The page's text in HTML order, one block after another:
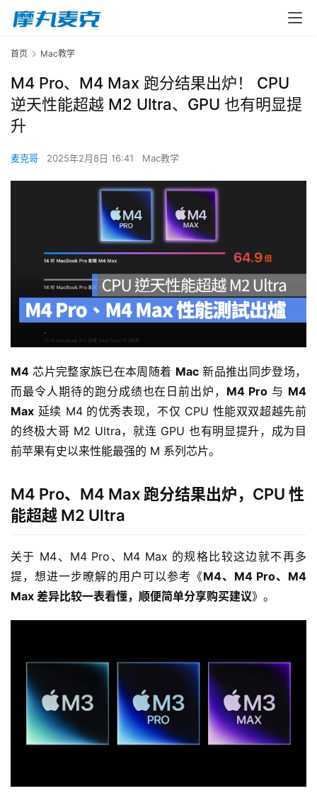
首页 Mac教学
M4 Pro、M4 Max 跑分结果出炉！ CPU
逆天性能超越 M2 Ultra、GPU 也有明显提
升
麦克哥 2025年2月8日 16:41 Mac教学
M4 芯片完整家族已在本周随着 Mac 新品推出同步登场，
而最令人期待的跑分成绩也在日前出炉， M4 Pro 与 M4
Max 延续 M4 的优秀表现，不仅 CPU 性能双双超越先前
的终极大哥 M2 Ultra，就连 GPU 也有明显提升，成为目
前苹果有史以来性能最强的 M 系列芯片。
M4 Pro、M4 Max 跑分结果出炉，CPU 性
能超越 M2 Ultra
关于 M4、M4 Pro、M4 Max 的规格比较这边就不再多
提，想进一步暸解的用户可以参考《M4、M4 Pro、M4
Max 差异比较一表看懂，顺便简单分享购买建议》。